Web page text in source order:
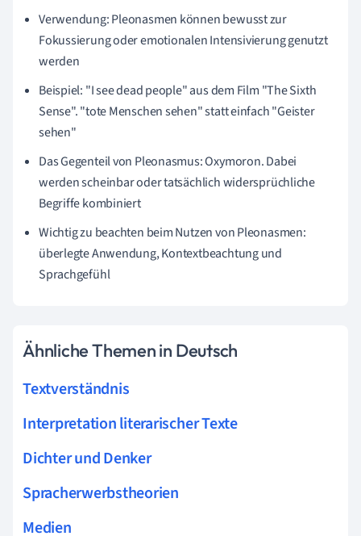
Verwendung: Pleonasmen können bewusst zur
Fokussierung oder emotionalen Intensivierung genutzt
werden
Beispiel: "I see dead people" aus dem Film "The Sixth
Sense". "tote Menschen sehen" statt einfach "Geister
sehen"
Das Gegenteil von Pleonasmus: Oxymoron. Dabei
werden scheinbar oder tatsächlich widersprüchliche
Begriffe kombiniert
Wichtig zu beachten beim Nutzen von Pleonasmen:
überlegte Anwendung, Kontextbeachtung und
Sprachgefühl
Ähnliche Themen in Deutsch
Textverständnis
Interpretation literarischer Texte
Dichter und Denker
Spracherwerbstheorien
Medien